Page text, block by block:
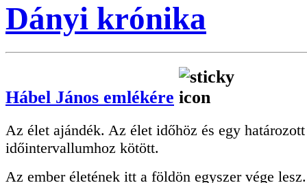
Dányi krónika
Hábel János emlékére
Az élet ajándék. Az élet időhöz és egy határozott
időintervallumhoz kötött.
Az ember életének itt a földön egyszer vége lesz.